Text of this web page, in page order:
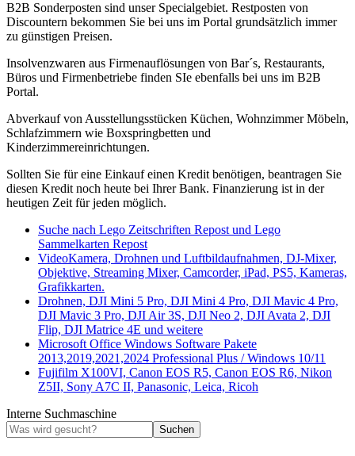
B2B Sonderposten sind unser Specialgebiet. Restposten von
Discountern bekommen Sie bei uns im Portal grundsätzlich immer
zu günstigen Preisen.
Insolvenzwaren aus Firmenauflösungen von Bar´s, Restaurants,
Büros und Firmenbetriebe finden SIe ebenfalls bei uns im B2B
Portal.
Abverkauf von Ausstellungsstücken Küchen, Wohnzimmer Möbeln,
Schlafzimmern wie Boxspringbetten und
Kinderzimmereinrichtungen.
Sollten Sie für eine Einkauf einen Kredit benötigen, beantragen Sie
diesen Kredit noch heute bei Ihrer Bank. Finanzierung ist in der
heutigen Zeit für jeden möglich.
Suche nach Lego Zeitschriften Repost und Lego
Sammelkarten Repost
VideoKamera, Drohnen und Luftbildaufnahmen, DJ-Mixer,
Objektive, Streaming Mixer, Camcorder, iPad, PS5, Kameras,
Grafikkarten.
Drohnen, DJI Mini 5 Pro, DJI Mini 4 Pro, DJI Mavic 4 Pro,
DJI Mavic 3 Pro, DJI Air 3S, DJI Neo 2, DJI Avata 2, DJI
Flip, DJI Matrice 4E und weitere
Microsoft Office Windows Software Pakete
2013,2019,2021,2024 Professional Plus / Windows 10/11
Fujifilm X100VI, Canon EOS R5, Canon EOS R6, Nikon
Z5II, Sony A7C II, Panasonic, Leica, Ricoh
Interne Suchmaschine
Suchen